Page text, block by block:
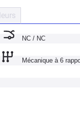
NC / NC
Mécanique à 6